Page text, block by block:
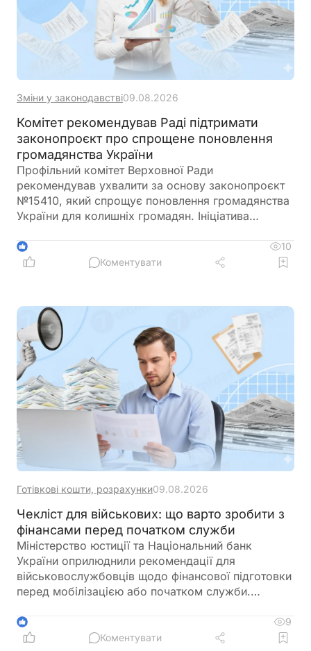
Зміни у законодавстві09.08.2026
Комітет рекомендував Раді підтримати
законопроєкт про спрощене поновлення
громадянства України
Профільний комітет Верховної Ради
рекомендував ухвалити за основу законопроєкт
№15410, який спрощує поновлення громадянства
України для колишніх громадян. Ініціатива
іспитів з української мови, історії України та
Конституції для цієї категорії заявників
1
10
Коментувати
Готівкові кошти, розрахунки09.08.2026
Чекліст для військових: що варто зробити з
фінансами перед початком служби
Міністерство юстиції та Національний банк
України оприлюднили рекомендації для
військовослужбовців щодо фінансової підготовки
перед мобілізацією або початком служби.
документи, перевірити банківські рахунки,
кредити, заощадження та оформити необхідні
1
9
Коментувати